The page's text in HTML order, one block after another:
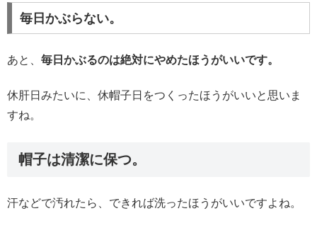
毎日かぶらない。
あと、 毎日かぶるのは絶対にやめたほうがいいです。
休肝日みたいに、休帽子日をつくったほうがいいと思いま
すね。
帽子は清潔に保つ。
汗などで汚れたら、できれば洗ったほうがいいですよね。